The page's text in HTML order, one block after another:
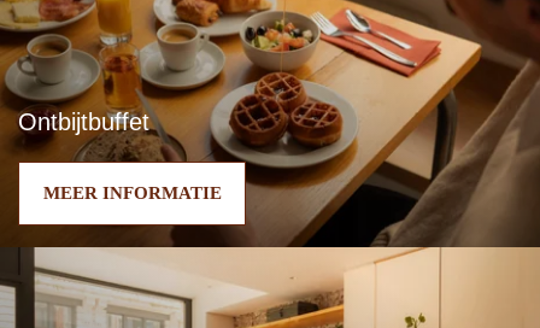
Ontbijtbuffet
MEER INFORMATIE